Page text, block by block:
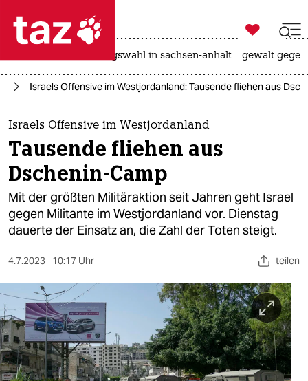
 taz zahl ich
taz zahl ich
themen
politik
öko
gesellschaft
sport
berlin
nord
wahrheit

taz zahl ich
landtagswahl in sachsen-anhalt gewalt
Israels Offensive im Westjordanland: Tausende fliehen aus
Israels Offensive im Westjordanland
Tausende fliehen aus
Dschenin-Camp
Mit der größten Militäraktion seit Jahren geht Israel
gegen Militante im Westjordanland vor. Dienstag
dauerte der Einsatz an, die Zahl der Toten steigt.
4.7.2023 10:17 Uhr teilen